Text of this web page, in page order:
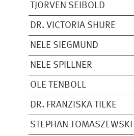
TJORVEN SEIBOLD
DR. VICTORIA SHURE
NELE SIEGMUND
NELE SPILLNER
OLE TENBOLL
DR. FRANZISKA TILKE
STEPHAN TOMASZEWSKI